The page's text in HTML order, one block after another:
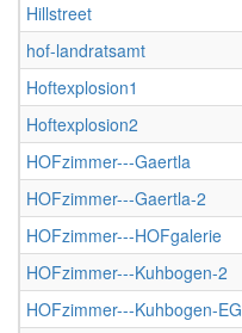
Hillstreet
hof-landratsamt
Hoftexplosion1
Hoftexplosion2
HOFzimmer---Gaertla
HOFzimmer---Gaertla-2
HOFzimmer---HOFgalerie
HOFzimmer---Kuhbogen-2
HOFzimmer---Kuhbogen-EG